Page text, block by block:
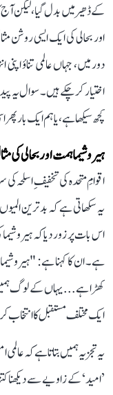
کے ڈھیر میں بدل گیا، لیکن آج
اور بحالی کی ایک ایسی
دور میں، جہاں عالمی تناؤ
اختیار کر چکے ہیں۔ سوال یہ
کچھ سیکھا ہے، یا ہم ایک بار
ہیروشیما ہمت اور بحالی کی
اقوامِ متحدہ کی تخفیفِ اسلحہ
یہ سکھاتی ہے کہ بدترین
اس بات پر زور دیا کہ ہیروشیما
ہے۔ ان کا کہنا ہے:
کھڑا ہے... یہاں کے لوگ
ایک مختلف مستقبل کا انتخاب
یہ تجزیہ ہمیں بتاتا ہے کہ
’امید‘ کے زاویے سے دیکھنا